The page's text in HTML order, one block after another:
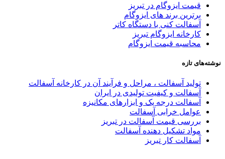
قیمت ایزوگام در تبریز
برترین برند های ایزوگام
آسفالت کنی با دستگاه کاتر
کارخانه ایزوگام تبریز
محاسبه قیمت ایزوگام
نوشته‌های تازه
تولید آسفالت ، مراحل و فرآیند آن در کارخانه آسفالت
آسفالت و کیفیت تولیدی در ایران
آسفالت درجه یک و ابزارهای مکانیزه
عوامل خرابی آسفالت
بررسی قیمت آسفالت در تبریز
مواد تشکیل دهنده آسفالت
آسفالت کار تبریز